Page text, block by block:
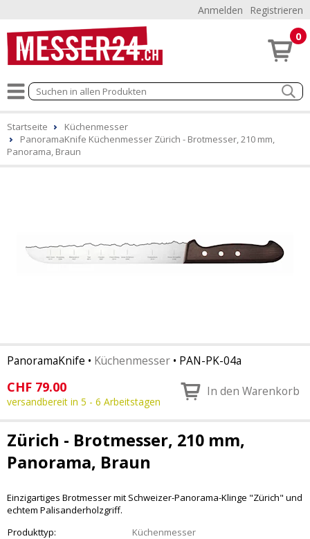
Anmelden Registrieren
0
Startseite
Küchenmesser
PanoramaKnife Küchenmesser Zürich - Brotmesser, 210 mm,
Panorama, Braun
PanoramaKnife • Küchenmesser • PAN-PK-04a
CHF 79.00
versandbereit in 5 - 6 Arbeitstagen
In den Warenkorb
Zürich - Brotmesser, 210 mm,
Panorama, Braun
Einzigartiges Brotmesser mit Schweizer-Panorama-Klinge "Zürich" und
echtem Palisanderholzgriff.
Produkttyp:
Küchenmesser